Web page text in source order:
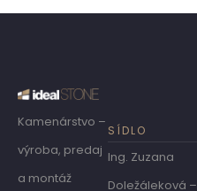
Kamenárstvo –
výroba, predaj
a montáž
SÍDLO
Ing. Zuzana
Doležáleková –